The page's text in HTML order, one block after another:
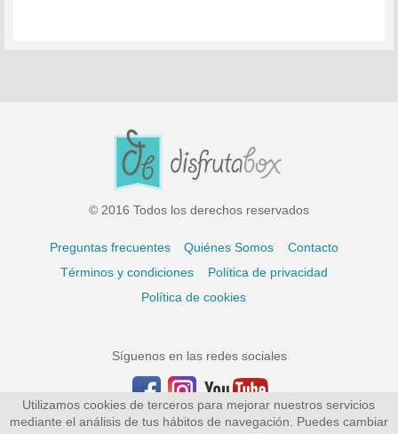
© 2016 Todos los derechos reservados
Preguntas frecuentes Quiénes Somos
Contacto
Términos y condiciones
Política de privacidad
Política de cookies
Síguenos en las redes sociales
Utilizamos cookies de terceros para mejorar nuestros servicios
mediante el análisis de tus hábitos de navegación. Puedes cambiar